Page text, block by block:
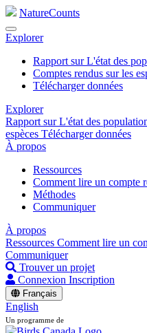
NatureCounts
Explorer
Rapport sur L'état des
Comptes rendus sur les
Télécharger données
Explorer
Rapport sur L'état des
espèces Télécharger données
À propos
Ressources
Comment lire un compte
Méthodes
Communiquer
À propos
Ressources Comment lire un
Communiquer
Trouver un projet
Connexion Inscription
Français
English
Un programme de